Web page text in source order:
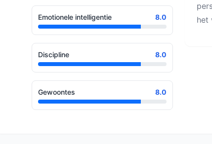
Emotionele intelligentie 8.0
Discipline 8.0
Gewoontes 8.0
het